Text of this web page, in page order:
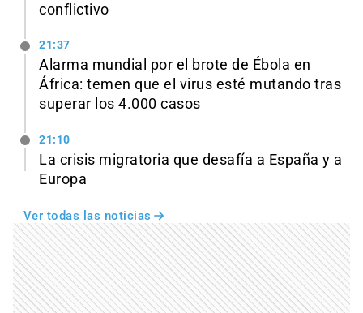
conflictivo
21:37
Alarma mundial por el brote de Ébola en
África: temen que el virus esté mutando tras
superar los 4.000 casos
21:10
La crisis migratoria que desafía a España y a
Europa
Ver todas las noticias